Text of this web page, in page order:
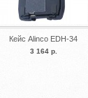
Кейс Alinco EDH-34
3 164 р.